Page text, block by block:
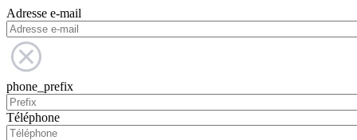
Adresse e-mail
phone_prefix
Téléphone